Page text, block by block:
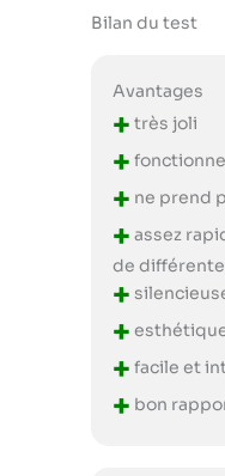
Bilan du test
Avantages
+ très joli
+
+ ne prend
+ assez
de
+
+
+ facile et
+ bon